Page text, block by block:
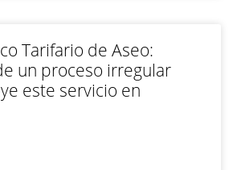
Tarifario de Aseo:
un proceso irregular
este servicio en